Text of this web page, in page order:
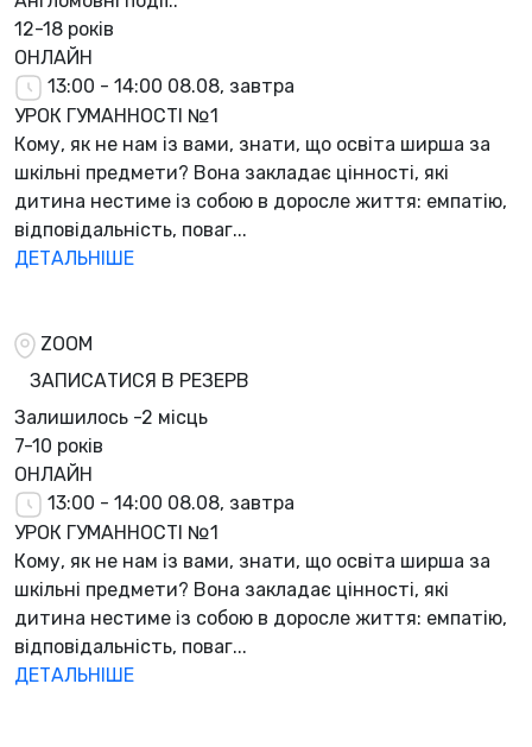
12-18 років
ОНЛАЙН
13:00 - 14:00 08.08, завтра
УРОК ГУМАННОСТІ №1
Кому, як не нам із вами, знати, що освіта ширша за
шкільні предмети? Вона закладає цінності, які
дитина нестиме із собою в доросле життя: емпатію,
відповідальність, поваг...
ДЕТАЛЬНІШЕ
ZOOM
ЗАПИСАТИСЯ В РЕЗЕРВ
Залишилось -2 місць
7-10 років
ОНЛАЙН
13:00 - 14:00 08.08, завтра
УРОК ГУМАННОСТІ №1
Кому, як не нам із вами, знати, що освіта ширша за
шкільні предмети? Вона закладає цінності, які
дитина нестиме із собою в доросле життя: емпатію,
відповідальність, поваг...
ДЕТАЛЬНІШЕ